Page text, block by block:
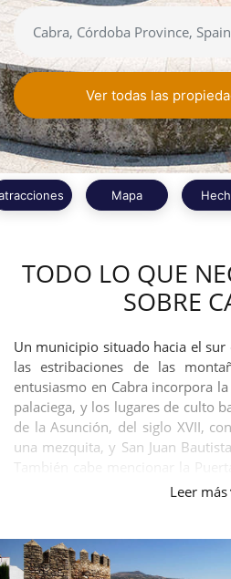
Ver todas las
Mapa
TODO LO QUE
SOBRE
Un municipio situado hacia el sur
las estribaciones de las
entusiasmo en Cabra incorpora
palaciega, y los lugares de culto
de la Asunción, del siglo XVII,
una mezquita, y San Juan
También cabe mencionar la
casas ancestrales que lo rodean.
Leer más